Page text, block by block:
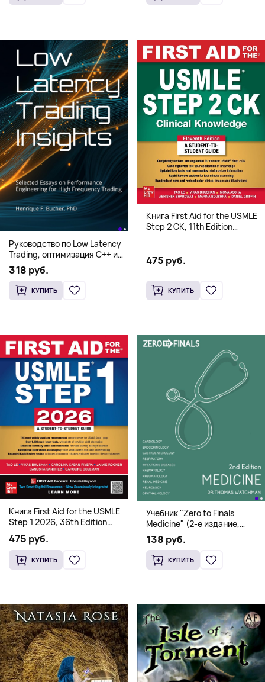
Руководство по Low Latency
Trading, оптимизация C++ и
системная архитектура для
HFT
318 руб.
КУПИТЬ
Книга First Aid for the USMLE
Step 2 CK, 11th Edition
475 руб.
КУПИТЬ
Книга First Aid for the USMLE
Step 1 2026, 36th Edition
(Мягкий переплет,
Английский язык)
475 руб.
КУПИТЬ
Учебник "Zero to Finals
Medicine" (2-е издание,
Мягкая обложка) Dr. Thomas
Watchman
138 руб.
КУПИТЬ